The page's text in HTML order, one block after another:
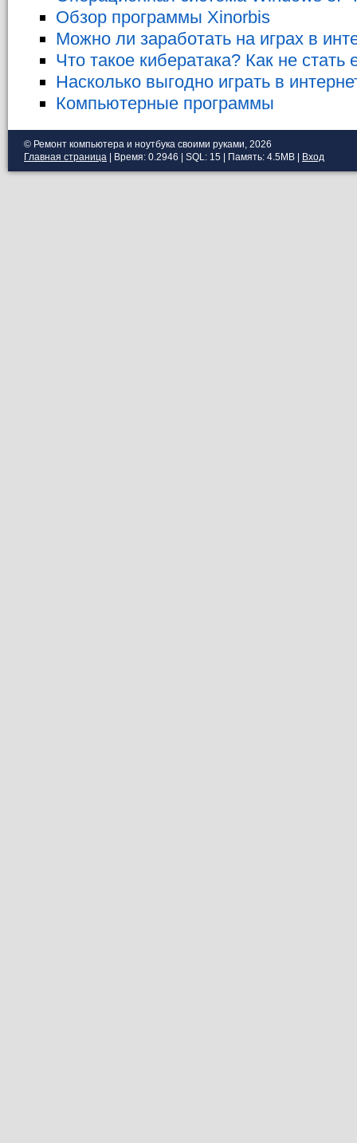
Обзор программы Xinorbis
Можно ли заработать на играх в
Что такое кибератака? Как не стать
Насколько выгодно играть в
Компьютерные программы
© Ремонт компьютера и ноутбука своими руками, 2026
Главная страница | Время: 0.2946 | SQL: 15 | Память: 4.5MB Вход